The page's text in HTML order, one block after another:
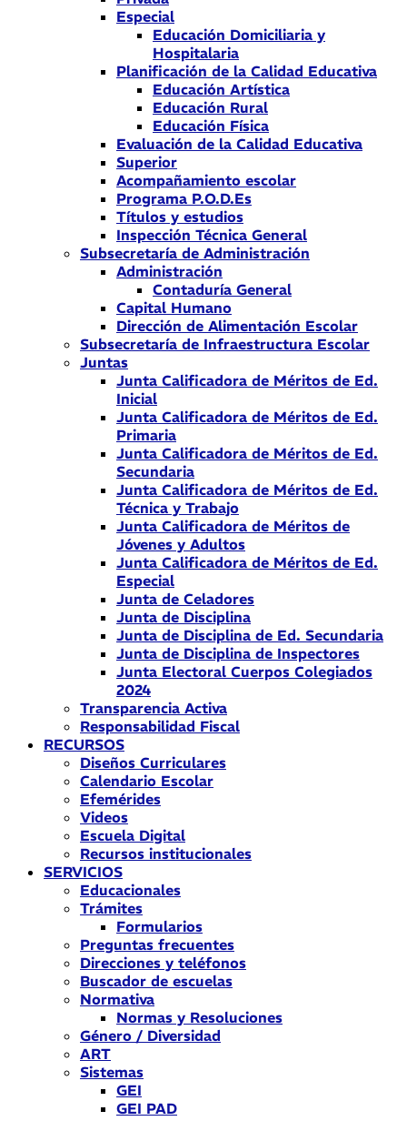
Especial
Educación Domiciliaria y
Hospitalaria
Planificación de la Calidad Educativa
Educación Artística
Educación Rural
Educación Física
Evaluación de la Calidad Educativa
Superior
Acompañamiento escolar
Programa P.O.D.Es
Títulos y estudios
Inspección Técnica General
Subsecretaría de Administración
Administración
Contaduría General
Capital Humano
Dirección de Alimentación Escolar
Subsecretaría de Infraestructura Escolar
Juntas
Junta Calificadora de Méritos de Ed.
Inicial
Junta Calificadora de Méritos de Ed.
Primaria
Junta Calificadora de Méritos de Ed.
Secundaria
Junta Calificadora de Méritos de Ed.
Técnica y Trabajo
Junta Calificadora de Méritos de
Jóvenes y Adultos
Junta Calificadora de Méritos de Ed.
Especial
Junta de Celadores
Junta de Disciplina
Junta de Disciplina de Ed. Secundaria
Junta de Disciplina de Inspectores
Junta Electoral Cuerpos Colegiados
2024
Transparencia Activa
Responsabilidad Fiscal
RECURSOS
Diseños Curriculares
Calendario Escolar
Efemérides
Videos
Escuela Digital
Recursos institucionales
SERVICIOS
Educacionales
Trámites
Formularios
Preguntas frecuentes
Direcciones y teléfonos
Buscador de escuelas
Normativa
Normas y Resoluciones
Género / Diversidad
ART
Sistemas
GEI
GEI PAD